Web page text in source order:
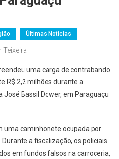
Últimas Notícias
Teixeira
uma carga de contrabando
R$ 2,2 milhões durante a
José Bassil Dower, em Paraguaçu
uma caminhonete ocupada por
a fiscalização, os policiais
em fundos falsos na carroceria,